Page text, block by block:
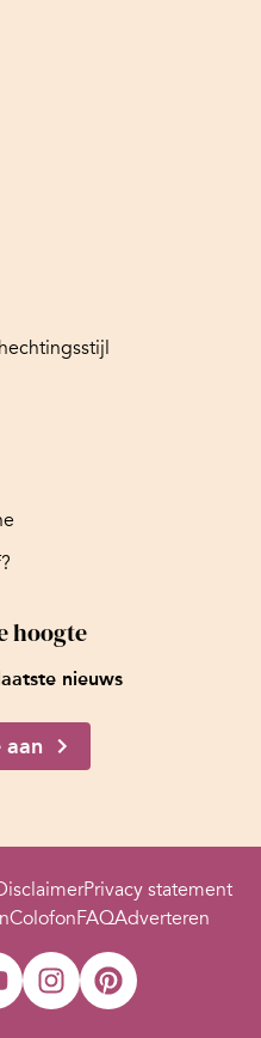
hoogte
nieuws
Privacy statement
ColofonFAQAdverteren